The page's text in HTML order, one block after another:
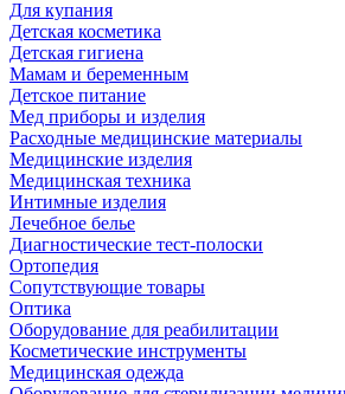
Для купания
Детская косметика
Детская гигиена
Мамам и беременным
Детское питание
Мед приборы и изделия
Расходные медицинские материалы
Медицинские изделия
Медицинская техника
Интимные изделия
Лечебное белье
Диагностические тест-полоски
Ортопедия
Сопутствующие товары
Оптика
Оборудование для реабилитации
Косметические инструменты
Медицинская одежда